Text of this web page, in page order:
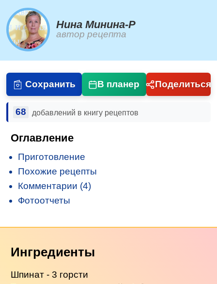
Нина Минина-Р
автор рецепта
Сохранить В планер Поделиться
68 добавлений в книгу рецептов
Оглавление
Приготовление
Похожие рецепты
Комментарии (4)
Фотоотчеты
Ингредиенты
Шпинат - 3 горсти